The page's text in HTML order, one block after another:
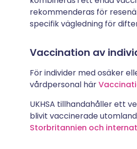
rekommenderas för
specifik vägledning för
Vaccination av
För individer med osäker
vårdpersonal här
UKHSA tillhandahåller ett
blivit vaccinerade
Storbritannien och